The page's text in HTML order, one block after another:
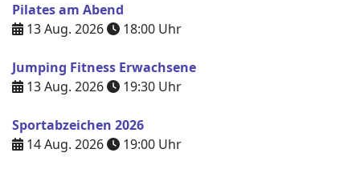
Pilates am Abend
13 Aug. 2026
18:00 Uhr
Jumping Fitness Erwachsene
13 Aug. 2026
19:30 Uhr
Sportabzeichen 2026
14 Aug. 2026
19:00 Uhr